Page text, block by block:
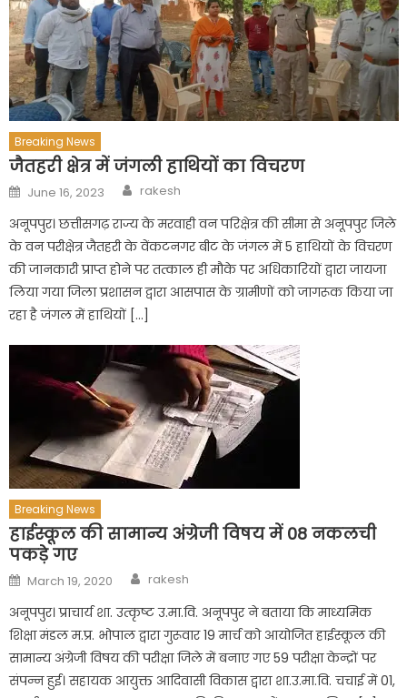
Breaking News
जैतहरी क्षेत्र में जंगली हाथियों का विचरण
Posted
on
June 16, 2023 Author
rakesh
अनूपपुर। छत्तीसगढ़ राज्य के मरवाही वन परिक्षेत्र की सीमा से अनूपपुर जिले
के वन परीक्षेत्र जैतहरी के वेंकटनगर बीट के जंगल में 5 हाथियों के विचरण
की जानकारी प्राप्त होने पर तत्काल ही मौके पर अधिकारियों द्वारा जायजा
लिया गया जिला प्रशासन द्वारा आसपास के ग्रामीणों को जागरूक किया जा
रहा है जंगल में हाथियों […]
Breaking News
हाईस्कूल की सामान्य अंग्रेजी विषय में 08 नकलची
पकड़े गए
Posted
on
March 19, 2020 Author
rakesh
अनूपपुर। प्राचार्य शा. उत्कृष्ट उ.मा.वि. अनूपपुर ने बताया कि माध्यमिक
शिक्षा मंडल म.प्र. भोपाल द्वारा गुरूवार 19 मार्च को आयोजित हाईस्कूल की
सामान्य अंग्रेजी विषय की परीक्षा जिले में बनाए गए 59 परीक्षा केन्द्रों पर
संपन्न हुई। सहायक आयुक्त आदिवासी विकास द्वारा शा.उ.मा.वि. चचाई में 01,